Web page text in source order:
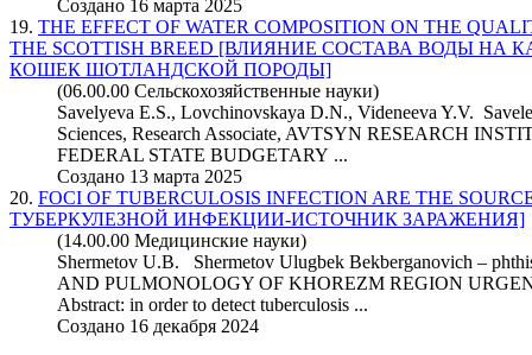
Создано 16 марта 2025
19. THE EFFECT OF WATER COMPOSITION ON THE
THE SCOTTISH BREED [ВЛИЯНИЕ СОСТАВА ВОДЫ
КОШЕК ШОТЛАНДСКОЙ ПОРОДЫ]
(06.00.00 Сельскохозяйственные науки)
Savelyeva E.S., Lovchinovskaya D.N., Videneeva Y.V.
Sciences, Research Associate, AVTSYN RESEARCH
FEDERAL STATE BUDGETARY ...
Создано 13 марта 2025
20. FOCI OF TUBERCULOSIS INFECTION ARE THE
ТУБЕРКУЛЕЗНОЙ ИНФЕКЦИИ-ИСТОЧНИК ЗАРАЖЕНИЯ]
(14.00.00 Медицинские науки)
Shermetov U.B. Shermetov Ulugbek Bekberganovich –
AND PULMONOLOGY OF KHOREZM REGION
Abstract: in order to detect tuberculosis ...
Создано 16 декабря 2024